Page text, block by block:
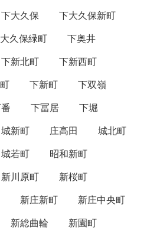
下大久保
下大久保新町
久保緑町
下奥井
下新北町
下新西町
下新町
下双嶺
下冨居
下堀
城新町 庄高田
城北町
城若町
昭和新町
新川原町
新桜町
新庄新町
新庄中央町
新総曲輪
新園町